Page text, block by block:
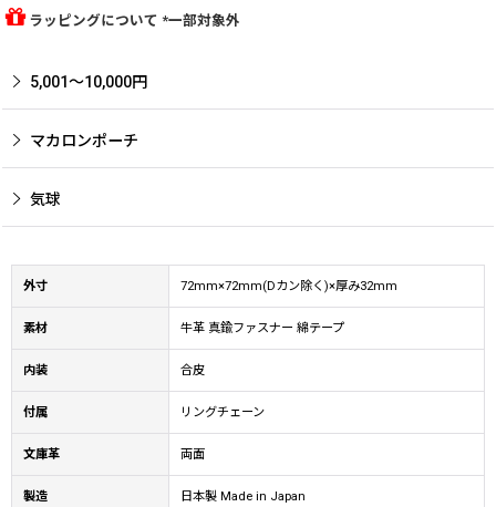
ラッピングについて *一部対象外
5,001〜10,000円
マカロンポーチ
気球
外寸 72mm×72mm(Dカン除く)×厚み32mm
素材 牛革 真鍮ファスナー 綿テープ
内装 合皮
付属 リングチェーン
文庫革 両面
製造 日本製 Made in Japan